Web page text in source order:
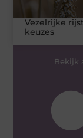
Vezelrijke
keuzes
Bekijk